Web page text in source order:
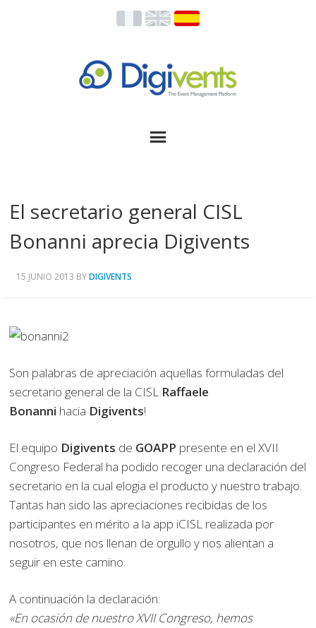
El secretario general CISL
Bonanni aprecia Digivents
15 JUNIO 2013 BYDIGIVENTS
Son palabras de apreciación aquellas formuladas del
secretario general de la CISL Raffaele
Bonanni hacia Digivents!
El equipo Digivents de GOAPP presente en el XVII
Congreso Federal ha podido recoger una declaración del
secretario en la cual elogia el producto y nuestro trabajo.
Tantas han sido las apreciaciones recibidas de los
participantes en mérito a la app iCISL realizada por
nosotros, que nos llenan de orgullo y nos alientan a
seguir en este camino.
A continuación la declaración:
«En ocasión de nuestro XVII Congreso, hemos